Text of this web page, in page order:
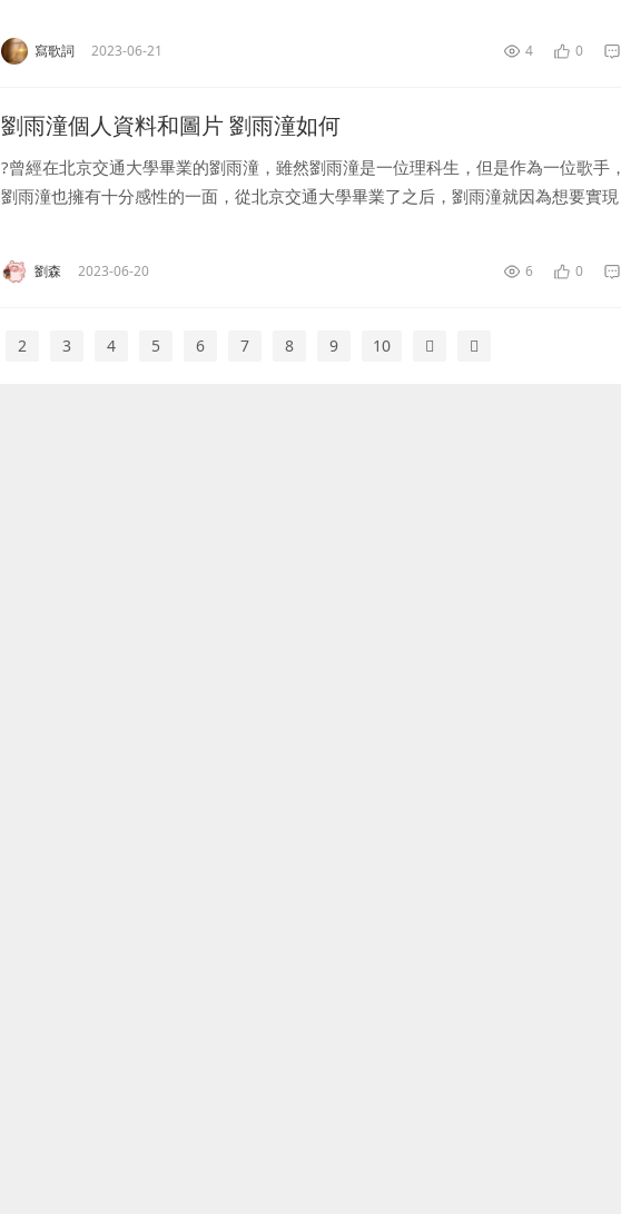
瑞含，截至2019...
寫歌詞 2023-06-21 4 0
劉雨潼個人資料和圖片 劉雨潼如何
?曾經在北京交通大學畢業的劉雨潼，雖然劉雨潼是一位理科生，但是作為一位歌手，
劉雨潼也擁有十分感性的一面，從北京交通大學畢業了之后，劉雨潼就因為想要實現
劉森 2023-06-20 6 0
2 3 4 5 6 7 8 9 10